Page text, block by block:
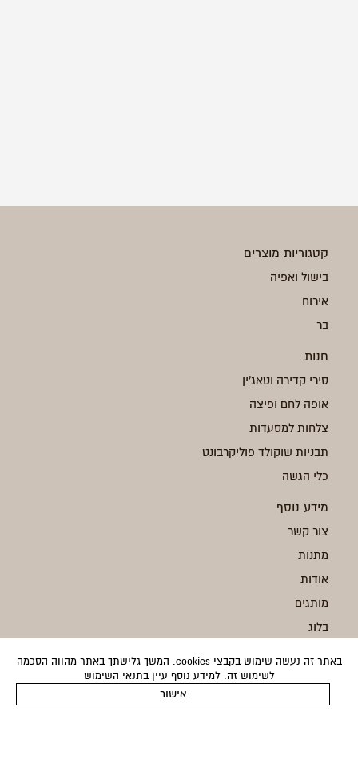
באתר זה נעשה שימוש בקבצי cookies. המשך גלישתך באתר מהווה הסכמה
לשימוש זה. למידע נוסף עיין בתנאי השימוש
אישור
קטגוריות מוצרים
בישול ואפיה
אירוח
בר
חנות
סירי קדירה וטאג'ין
אופה לחם ופיצה
צלחות למסעדות
תבניות שוקולד פוליקרבונט
כלי הגשה
מידע נוסף
צור קשר
מתנות
אודות
מותגים
בלוג